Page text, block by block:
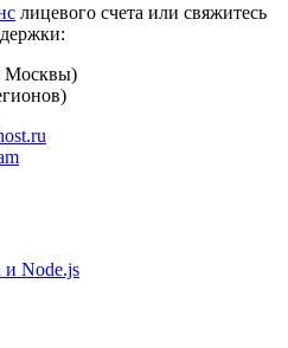
лицевого счета или свяжитесь
Москвы)
Node.js